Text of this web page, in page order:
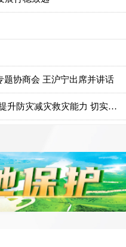
题协商会 王沪宁出席并讲话
李强在河北唐山调研慰问时强调 持续提升防灾减灾救灾能力 切实保障人民群众生命财产安全